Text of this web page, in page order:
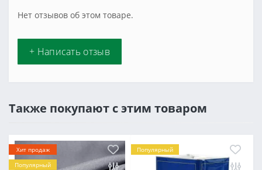
Нет отзывов об этом товаре.
+ Написать отзыв
Также покупают с этим товаром
Хит продаж
Популярный
Популярный